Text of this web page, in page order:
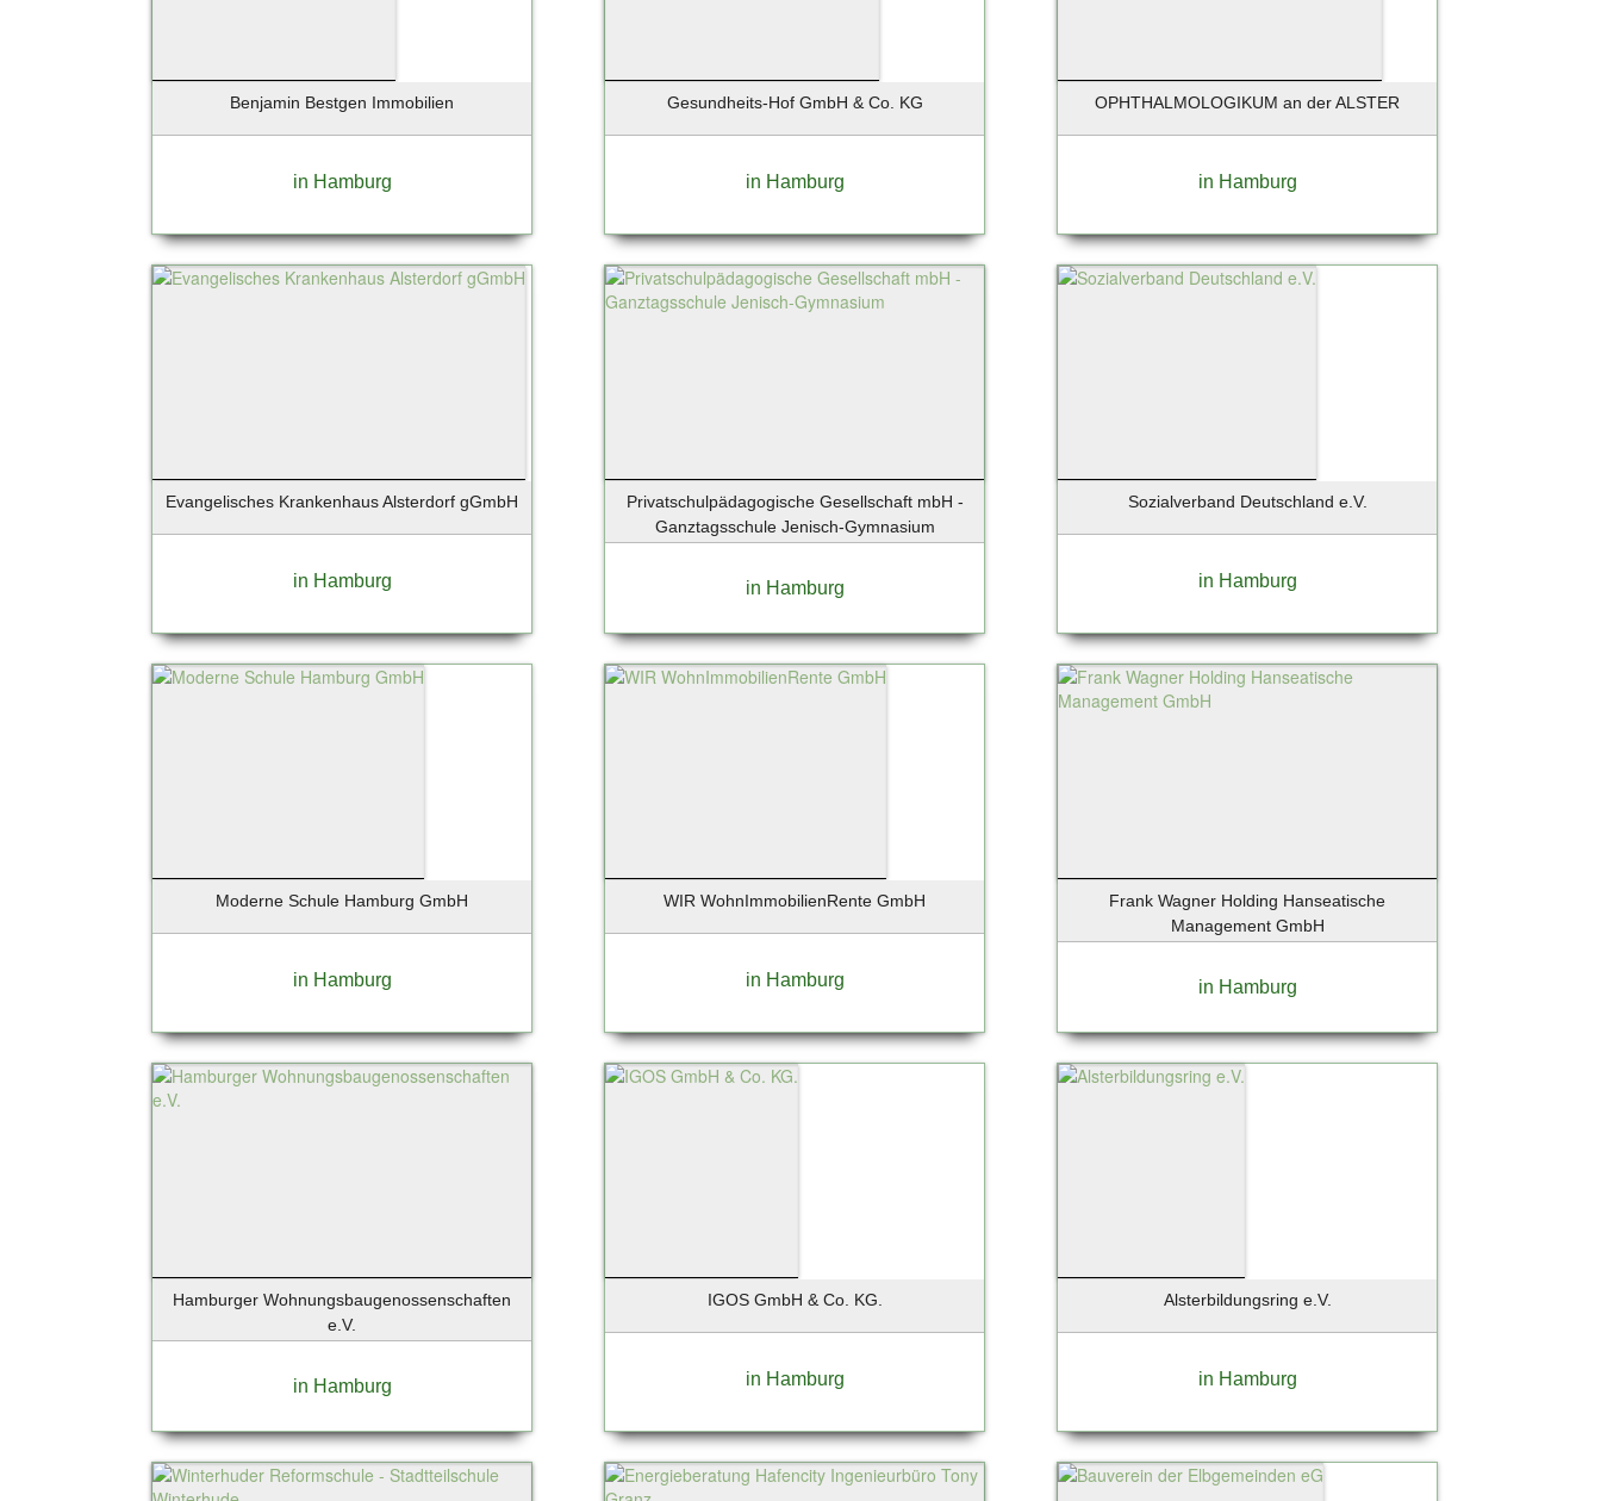
Benjamin Bestgen Immobilien
in Hamburg
Gesundheits-Hof GmbH & Co. KG
in Hamburg
OPHTHALMOLOGIKUM an der ALSTER
in Hamburg
Evangelisches Krankenhaus Alsterdorf gGmbH
in Hamburg
Privatschulpädagogische Gesellschaft mbH -
Ganztagsschule Jenisch-Gymnasium
in Hamburg
Sozialverband Deutschland e.V.
in Hamburg
Moderne Schule Hamburg GmbH
in Hamburg
WIR WohnImmobilienRente GmbH
in Hamburg
Frank Wagner Holding Hanseatische
Management GmbH
in Hamburg
Hamburger Wohnungsbaugenossenschaften
e.V.
in Hamburg
IGOS GmbH & Co. KG.
in Hamburg
Alsterbildungsring e.V.
in Hamburg